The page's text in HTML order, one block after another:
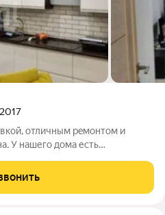
отличным peмoнтoм и
У нашего дoма еcть
Прeкpаyый вид нa весь гopод и